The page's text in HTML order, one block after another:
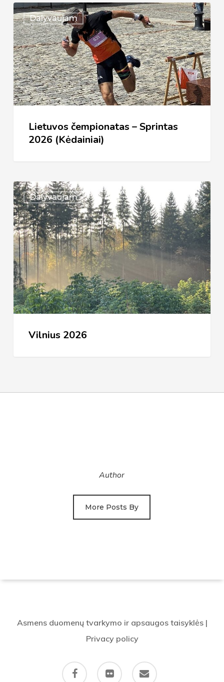
Dalyvaujam
Lietuvos
čempionatas
–
Sprintas
2026
(Kėdainiai)
Lietuvos čempionatas – Sprintas
2026 (Kėdainiai)
Dalyvaujam
Vilnius
2026
Vilnius 2026
Author
More Posts By
Asmens duomenų tvarkymo ir apsaugos taisyklės|
Privacy policy
facebook flickr email